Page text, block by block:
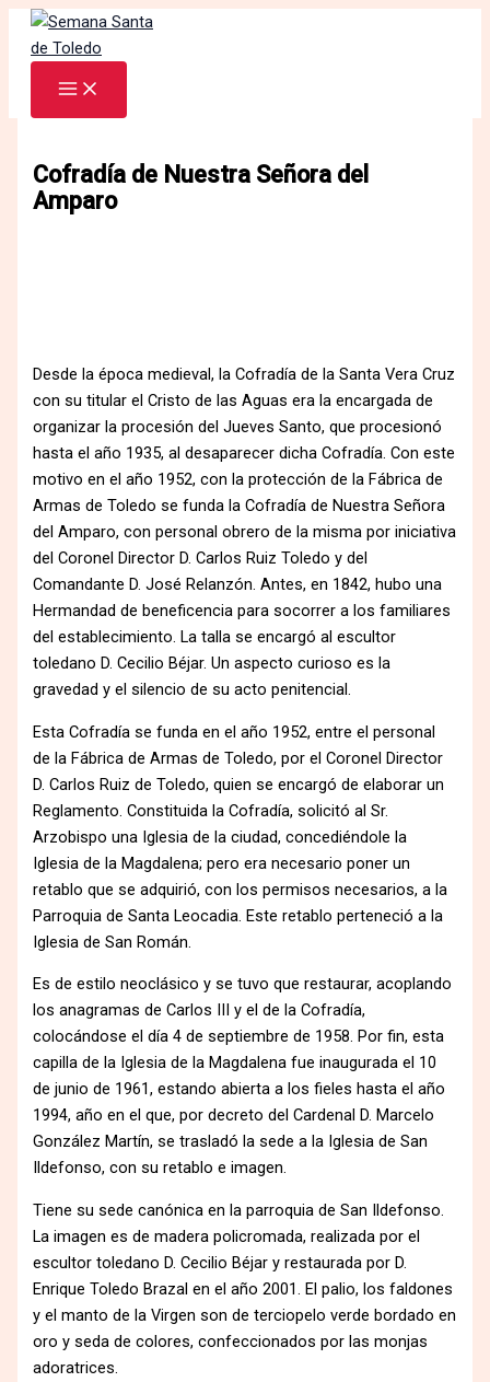
Cofradía de Nuestra Señora del
Amparo
Desde la época medieval, la Cofradía de la Santa Vera Cruz
con su titular el Cristo de las Aguas era la encargada de
organizar la procesión del Jueves Santo, que procesionó
hasta el año 1935, al desaparecer dicha Cofradía. Con este
motivo en el año 1952, con la protección de la Fábrica de
Armas de Toledo se funda la Cofradía de Nuestra Señora
del Amparo, con personal obrero de la misma por iniciativa
del Coronel Director D. Carlos Ruiz Toledo y del
Comandante D. José Relanzón. Antes, en 1842, hubo una
Hermandad de beneficencia para socorrer a los familiares
del establecimiento. La talla se encargó al escultor
toledano D. Cecilio Béjar. Un aspecto curioso es la
gravedad y el silencio de su acto penitencial.
Esta Cofradía se funda en el año 1952, entre el personal
de la Fábrica de Armas de Toledo, por el Coronel Director
D. Carlos Ruiz de Toledo, quien se encargó de elaborar un
Reglamento. Constituida la Cofradía, solicitó al Sr.
Arzobispo una Iglesia de la ciudad, concediéndole la
Iglesia de la Magdalena; pero era necesario poner un
retablo que se adquirió, con los permisos necesarios, a la
Parroquia de Santa Leocadia. Este retablo perteneció a la
Iglesia de San Román.
Es de estilo neoclásico y se tuvo que restaurar, acoplando
los anagramas de Carlos III y el de la Cofradía,
colocándose el día 4 de septiembre de 1958. Por fin, esta
capilla de la Iglesia de la Magdalena fue inaugurada el 10
de junio de 1961, estando abierta a los fieles hasta el año
1994, año en el que, por decreto del Cardenal D. Marcelo
González Martín, se trasladó la sede a la Iglesia de San
Ildefonso, con su retablo e imagen.
Tiene su sede canónica en la parroquia de San Ildefonso.
La imagen es de madera policromada, realizada por el
escultor toledano D. Cecilio Béjar y restaurada por D.
Enrique Toledo Brazal en el año 2001. El palio, los faldones
y el manto de la Virgen son de terciopelo verde bordado en
oro y seda de colores, confeccionados por las monjas
adoratrices.